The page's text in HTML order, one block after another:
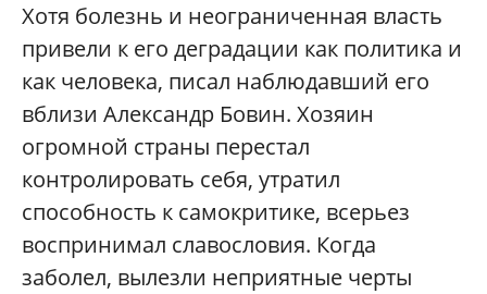
Хотя болезнь и неограниченная власть
привели к его деградации как политика и
как человека, писал наблюдавший его
вблизи Александр Бовин. Хозяин
огромной страны перестал
контролировать себя, утратил
способность к самокритике, всерьез
воспринимал славословия. Когда
заболел, вылезли неприятные черты